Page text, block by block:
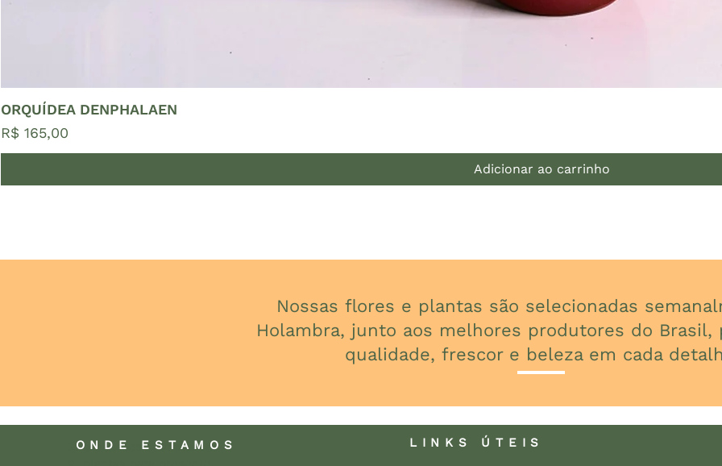
ORQUÍDEA DENPHALAEN
Preço
R$ 165,00
Adicionar ao carrinho
Nossas flores e plantas são selecionadas
Holambra, junto aos melhores produtores do Brasil,
qualidade, frescor e beleza em cada
presentes com plantas
ONDE ESTAMOS LINKS ÚTEIS